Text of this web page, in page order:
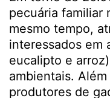
pecuária familiar
mesmo tempo,
interessados em
eucalipto e
ambientais.
produtores de